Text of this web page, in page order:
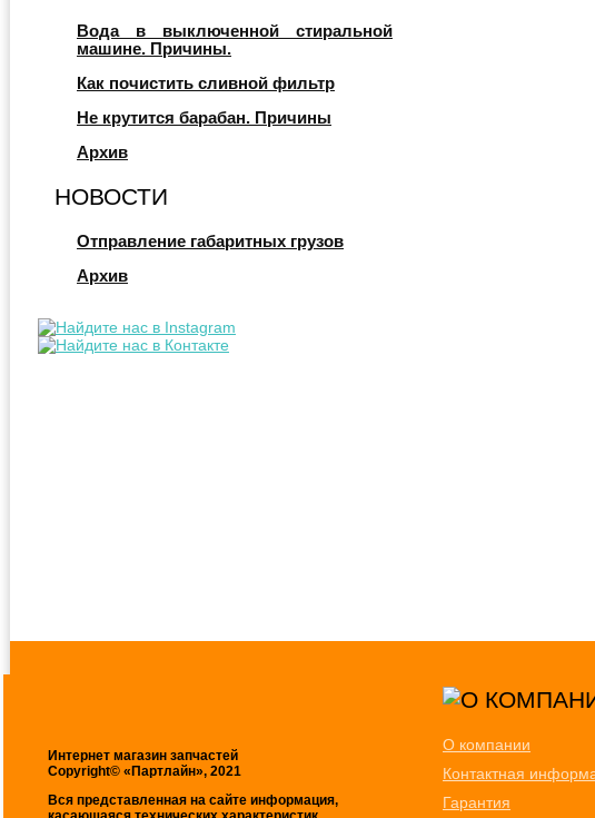
Вода в выключенной стиральной
машине. Причины.
Как почистить сливной фильтр
Не крутится барабан. Причины
Архив
НОВОСТИ
Отправление габаритных грузов
Архив
Интернет магазин запчастей
Copyright© «Партлайн», 2021
Вся представленная на сайте информация,
О компании
Контактная
Гарантия